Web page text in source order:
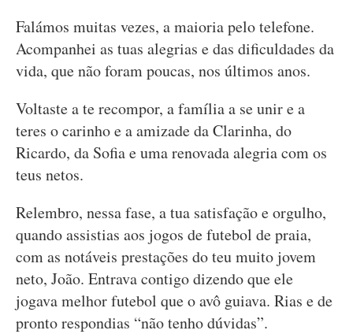
Falámos muitas vezes, a maioria pelo telefone.
Acompanhei as tuas alegrias e das dificuldades da
vida, que não foram poucas, nos últimos anos.
Voltaste a te recompor, a família a se unir e a
teres o carinho e a amizade da Clarinha, do
Ricardo, da Sofia e uma renovada alegria com os
teus netos.
Relembro, nessa fase, a tua satisfação e orgulho,
quando assistias aos jogos de futebol de praia,
com as notáveis prestações do teu muito jovem
neto, João. Entrava contigo dizendo que ele
jogava melhor futebol que o avô guiava. Rias e de
pronto respondias “não tenho dúvidas”.